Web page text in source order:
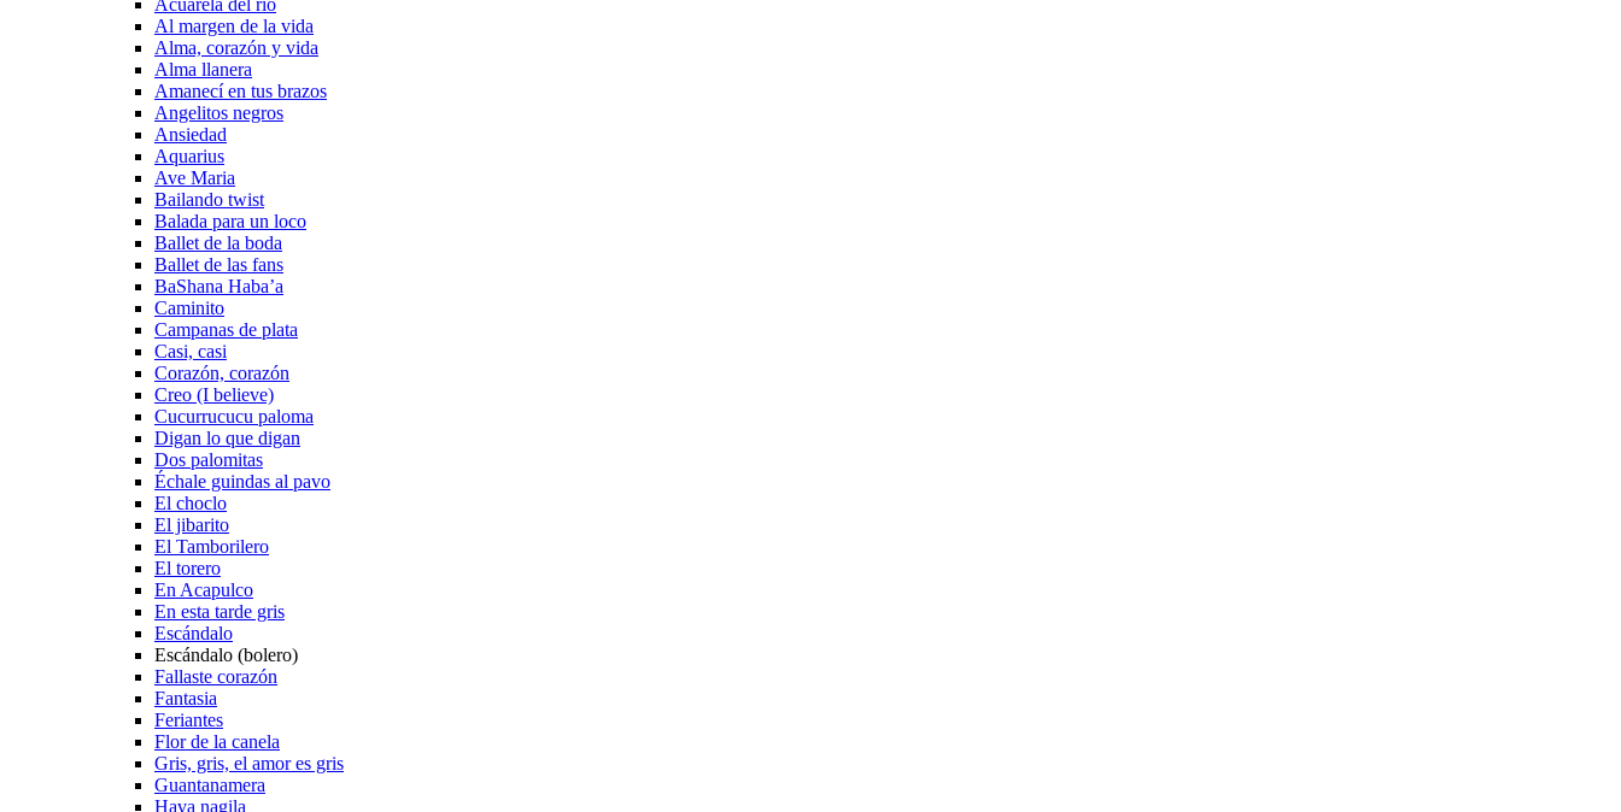
Acuarela del río
Al margen de la vida
Alma, corazón y vida
Alma llanera
Amanecí en tus brazos
Angelitos negros
Ansiedad
Aquarius
Ave Maria
Bailando twist
Balada para un loco
Ballet de la boda
Ballet de las fans
BaShana Haba’a
Caminito
Campanas de plata
Casi, casi
Corazón, corazón
Creo (I believe)
Cucurrucucu paloma
Digan lo que digan
Dos palomitas
Échale guindas al pavo
El choclo
El jibarito
El Tamborilero
El torero
En Acapulco
En esta tarde gris
Escándalo
Escándalo (bolero)
Fallaste corazón
Fantasia
Feriantes
Flor de la canela
Gris, gris, el amor es gris
Guantanamera
Hava nagila